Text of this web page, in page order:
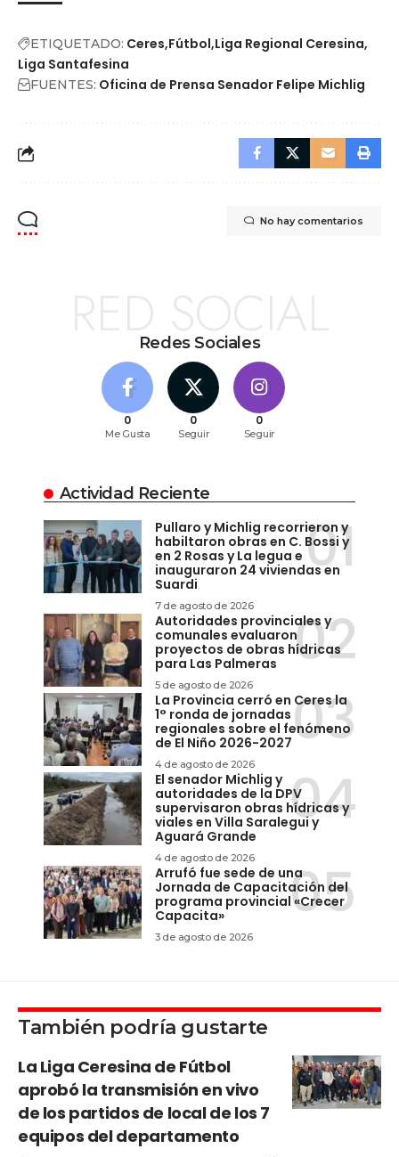
ETIQUETADO: Ceres Fútbol Liga Regional Ceresina
Liga Santafesina
FUENTES: Oficina de Prensa Senador Felipe Michlig
No hay comentarios
Redes Sociales
RED SOCIAL
0
Me Gusta
0
Seguir
0
Seguir
Actividad Reciente
Pullaro y Michlig recorrieron y
habiltaron obras en C. Bossi y
en 2 Rosas y La legua e
inauguraron 24 viviendas en
Suardi
7 de agosto de 2026
Autoridades provinciales y
comunales evaluaron
proyectos de obras hídricas
para Las Palmeras
5 de agosto de 2026
La Provincia cerró en Ceres la
1° ronda de jornadas
regionales sobre el fenómeno
de El Niño 2026-2027
4 de agosto de 2026
El senador Michlig y
autoridades de la DPV
supervisaron obras hídricas y
viales en Villa Saralegui y
Aguará Grande
4 de agosto de 2026
Arrufó fue sede de una
Jornada de Capacitación del
programa provincial «Crecer
Capacita»
3 de agosto de 2026
También podría gustarte
La Liga Ceresina de Fútbol
aprobó la transmisión en vivo
de los partidos de local de los 7
equipos del departamento